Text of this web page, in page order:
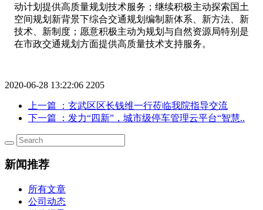
动计划提供高质量规划技术服务；继续积极主动探索国土
空间规划新背景下综合交通规划编制新体系、新方法、新
技术、新制度；愿意积极主动为规划与自然资源局特别是
在市政交通规划方面提供高质量技术支持服务。
2020-06-28 13:22:06 2205
上一篇
：玄武区区长钱维一行莅临我院指导交流
下一篇
：发力“四新”，城市级停车管理云平台“智慧..
新闻推荐
所有文章
公司动态